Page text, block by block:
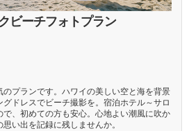
ビーチフォト
プランです。ハワイの美しい空と海を背景
ドレスでビーチ撮影を。宿泊ホテル～サロ
、初めての方も安心。心地よい潮風に吹か
い出を記録に残しませんか。